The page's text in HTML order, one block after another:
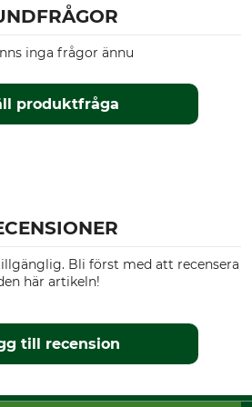
Vinter
Passform
regular
Vattentäthet
produktfråga
inga frågor ännu
Bli först med att recensera
här artikeln!
till recension